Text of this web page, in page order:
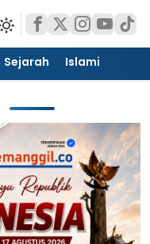
Sejarah Islami